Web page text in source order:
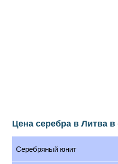
Цена серебра в Литва в
Серебряный юнит